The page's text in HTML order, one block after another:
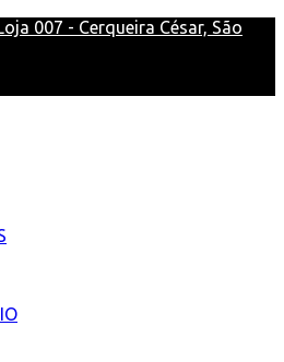
007 - Cerqueira César, São